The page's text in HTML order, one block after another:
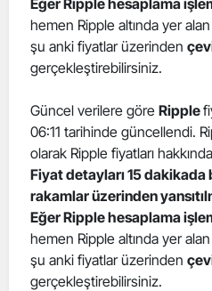
hemen Ripple altında yer
şu anki fiyatlar üzerinden
gerçekleştirebilirsiniz.
Güncel verilere göre Ripple
06:11 tarihinde güncellendi.
olarak Ripple fiyatları
Fiyat detayları 15 dakikada
rakamlar üzerinden
Eğer Ripple hesaplama
hemen Ripple altında yer
şu anki fiyatlar üzerinden
gerçekleştirebilirsiniz.